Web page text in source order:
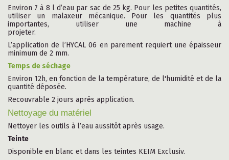
Environ 7 à 8 l d’eau par sac de 25 kg. Pour les petites quantités,
utiliser un malaxeur mécanique. Pour les quantités plus
importantes, utiliser une machine à
projeter.
L’application de l’HYCAL 06 en parement requiert une épaisseur
minimum de 2 mm.
Temps de séchage
Environ 12h, en fonction de la température, de l'humidité et de la
quantité déposée.
Recouvrable 2 jours après application.
Nettoyage du matériel
Nettoyer les outils à l’eau aussitôt après usage.
Teinte
Disponible en blanc et dans les teintes KEIM Exclusiv.